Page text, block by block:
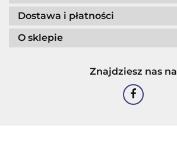
Dostawa i płatności
O sklepie
Znajdziesz nas na